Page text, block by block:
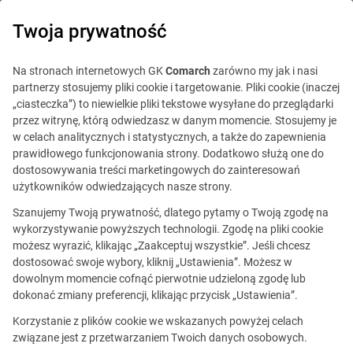
Ta oferta jest już
nieaktualna.
Zobacz podobne oferty
Twoja prywatność
Na stronach internetowych GKComarch zarówno my jak i nasi
partnerzy stosujemy pliki cookie i targetowanie. Pliki cookie (inaczej
„ciasteczka”) to niewielkie pliki tekstowe wysyłane do przeglądarki
przez witrynę, którą odwiedzasz w danym momencie. Stosujemy je
w celach analitycznych i statystycznych, a także do zapewnienia
prawidłowego funkcjonowania strony. Dodatkowo służą one do
dostosowywania treści marketingowych do zainteresowań
użytkowników odwiedzających nasze strony.
Szanujemy Twoją prywatność, dlatego pytamy o Twoją zgodę na
wykorzystywanie powyższych technologii. Zgodę na pliki cookie
możesz wyrazić, klikając „Zaakceptuj wszystkie”. Jeśli chcesz
dostosować swoje wybory, kliknij „Ustawienia”. Możesz w
dowolnym momencie cofnąć pierwotnie udzieloną zgodę lub
dokonać zmiany preferencji, klikając przycisk „Ustawienia”.
Korzystanie z plików cookie we wskazanych powyżej celach
związane jest z przetwarzaniem Twoich danych osobowych.